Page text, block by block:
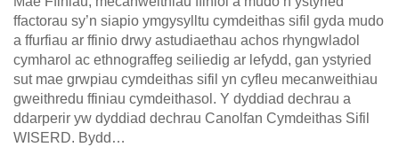
ffactorau sy’n siapio ymgysylltu cymdeithas sifil gyda mudo
a ffurfiau ar ffinio drwy astudiaethau achos rhyngwladol
cymharol ac ethnograffeg seiliedig ar lefydd, gan ystyried
sut mae grwpiau cymdeithas sifil yn cyfleu mecanweithiau
gweithredu ffiniau cymdeithasol. Y dyddiad dechrau a
ddarperir yw dyddiad dechrau Canolfan Cymdeithas Sifil
WISERD. Bydd…